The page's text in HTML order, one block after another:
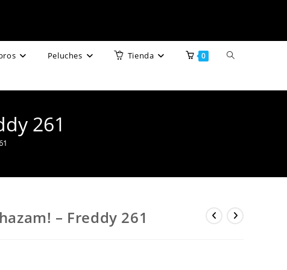
Peluches Tienda 0 Alternar
261
– Freddy 261